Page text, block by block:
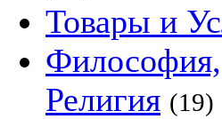
Товары и
Философия,
Религия (19)